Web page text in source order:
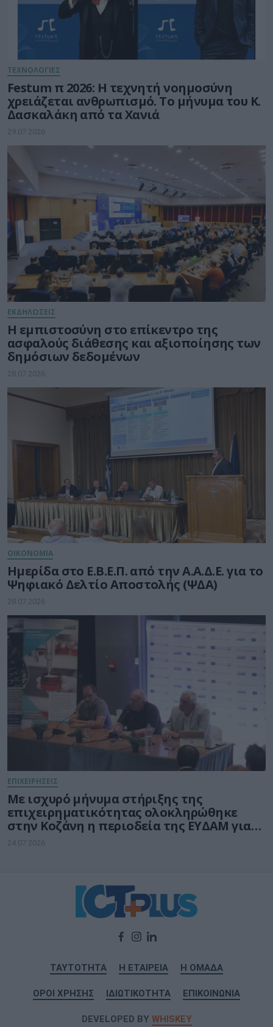
ΤΕΧΝΟΛΟΓΙΕΣ
Festum π 2026: Η τεχνητή νοημοσύνη
χρειάζεται ανθρωπισμό. Το μήνυμα του Κ.
Δασκαλάκη από τα Χανιά
29.07.2026
ΕΚΔΗΛΩΣΕΙΣ
Η εμπιστοσύνη στο επίκεντρο της
ασφαλούς διάθεσης και αξιοποίησης των
δημόσιων δεδομένων
28.07.2026
ΟΙΚΟΝΟΜΙΑ
Ημερίδα στο Ε.Β.Ε.Π. από την Α.Α.Δ.Ε. για το
Ψηφιακό Δελτίο Αποστολής (ΨΔΑ)
28.07.2026
ΕΠΙΧΕΙΡΗΣΕΙΣ
Με ισχυρό μήνυμα στήριξης της
επιχειρηματικότητας ολοκληρώθηκε
στην Κοζάνη η περιοδεία της ΕΥΔΑΜ για
τις νέες δράσεις ύψους 140 εκατ. ευρώ
24.07.2026
ΤΑΥΤΟΤΗΤΑ Η ΕΤΑΙΡΕΙΑ Η ΟΜΑΔΑ
ΟΡΟΙ ΧΡΗΣΗΣ ΙΔΙΩΤΙΚΟΤΗΤΑ ΕΠΙΚΟΙΝΩΝΙΑ
DEVELOPED BY WHISKEY